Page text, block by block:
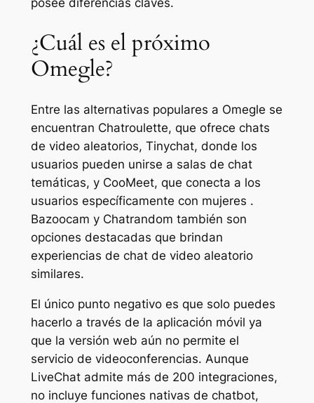
posee diferencias claves.
¿Cuál es el próximo
Omegle?
Entre las alternativas populares a Omegle se
encuentran Chatroulette, que ofrece chats
de video aleatorios, Tinychat, donde los
usuarios pueden unirse a salas de chat
temáticas, y CooMeet, que conecta a los
usuarios específicamente con mujeres .
Bazoocam y Chatrandom también son
opciones destacadas que brindan
experiencias de chat de video aleatorio
similares.
El único punto negativo es que solo puedes
hacerlo a través de la aplicación móvil ya
que la versión web aún no permite el
servicio de videoconferencias. Aunque
LiveChat admite más de 200 integraciones,
no incluye funciones nativas de chatbot,